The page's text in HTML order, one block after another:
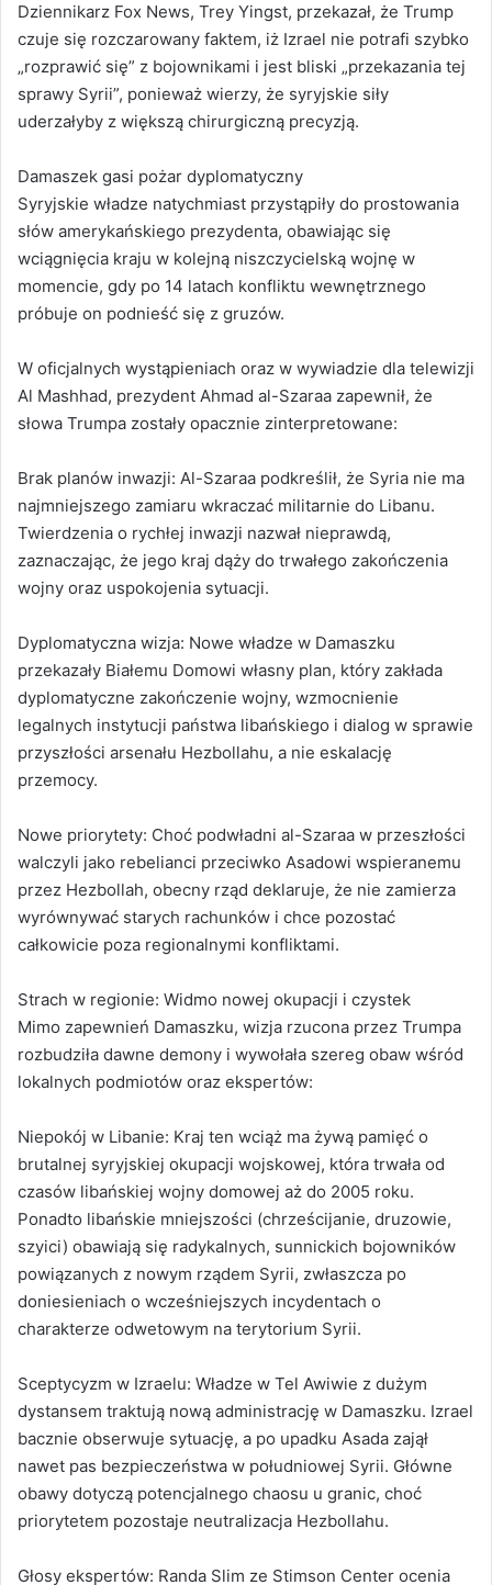
Dziennikarz Fox News, Trey Yingst, przekazał, że Trump
czuje się rozczarowany faktem, iż Izrael nie potrafi szybko
„rozprawić się” z bojownikami i jest bliski „przekazania tej
sprawy Syrii”, ponieważ wierzy, że syryjskie siły
uderzałyby z większą chirurgiczną precyzją.
Damaszek gasi pożar dyplomatyczny
Syryjskie władze natychmiast przystąpiły do prostowania
słów amerykańskiego prezydenta, obawiając się
wciągnięcia kraju w kolejną niszczycielską wojnę w
momencie, gdy po 14 latach konfliktu wewnętrznego
próbuje on podnieść się z gruzów.
W oficjalnych wystąpieniach oraz w wywiadzie dla telewizji
Al Mashhad, prezydent Ahmad al-Szaraa zapewnił, że
słowa Trumpa zostały opacznie zinterpretowane:
Brak planów inwazji: Al-Szaraa podkreślił, że Syria nie ma
najmniejszego zamiaru wkraczać militarnie do Libanu.
Twierdzenia o rychłej inwazji nazwał nieprawdą,
zaznaczając, że jego kraj dąży do trwałego zakończenia
wojny oraz uspokojenia sytuacji.
Dyplomatyczna wizja: Nowe władze w Damaszku
przekazały Białemu Domowi własny plan, który zakłada
dyplomatyczne zakończenie wojny, wzmocnienie
legalnych instytucji państwa libańskiego i dialog w sprawie
przyszłości arsenału Hezbollahu, a nie eskalację
przemocy.
Nowe priorytety: Choć podwładni al-Szaraa w przeszłości
walczyli jako rebelianci przeciwko Asadowi wspieranemu
przez Hezbollah, obecny rząd deklaruje, że nie zamierza
wyrównywać starych rachunków i chce pozostać
całkowicie poza regionalnymi konfliktami.
Strach w regionie: Widmo nowej okupacji i czystek
Mimo zapewnień Damaszku, wizja rzucona przez Trumpa
rozbudziła dawne demony i wywołała szereg obaw wśród
lokalnych podmiotów oraz ekspertów:
Niepokój w Libanie: Kraj ten wciąż ma żywą pamięć o
brutalnej syryjskiej okupacji wojskowej, która trwała od
czasów libańskiej wojny domowej aż do 2005 roku.
Ponadto libańskie mniejszości (chrześcijanie, druzowie,
szyici) obawiają się radykalnych, sunnickich bojowników
powiązanych z nowym rządem Syrii, zwłaszcza po
doniesieniach o wcześniejszych incydentach o
charakterze odwetowym na terytorium Syrii.
Sceptycyzm w Izraelu: Władze w Tel Awiwie z dużym
dystansem traktują nową administrację w Damaszku. Izrael
bacznie obserwuje sytuację, a po upadku Asada zajął
nawet pas bezpieczeństwa w południowej Syrii. Główne
obawy dotyczą potencjalnego chaosu u granic, choć
priorytetem pozostaje neutralizacja Hezbollahu.
Głosy ekspertów: Randa Slim ze Stimson Center ocenia